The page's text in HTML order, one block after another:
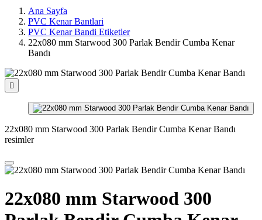
Ana Sayfa
PVC Kenar Bantlari
PVC Kenar Bandi Etiketler
22x080 mm Starwood 300 Parlak Bendir Cumba Kenar
Bandı

22x080 mm Starwood 300 Parlak Bendir Cumba Kenar Bandı
resimler
22x080 mm Starwood 300